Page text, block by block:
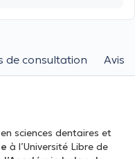
de consultation Avis
sciences dentaires et
à l’Université Libre de